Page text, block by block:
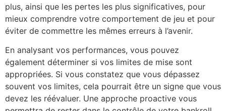
plus, ainsi que les pertes les plus significatives, pour
mieux comprendre votre comportement de jeu et pour
éviter de commettre les mêmes erreurs à l’avenir.
En analysant vos performances, vous pouvez
également déterminer si vos limites de mise sont
appropriées. Si vous constatez que vous dépassez
souvent vos limites, cela pourrait être un signe que vous
devez les réévaluer. Une approche proactive vous